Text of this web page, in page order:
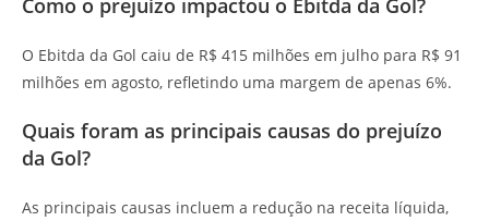
Como o prejuízo impactou o Ebitda da Gol?
O Ebitda da Gol caiu de R$ 415 milhões em julho para R$ 91
milhões em agosto, refletindo uma margem de apenas 6%.
Quais foram as principais causas do prejuízo
da Gol?
As principais causas incluem a redução na receita líquida,